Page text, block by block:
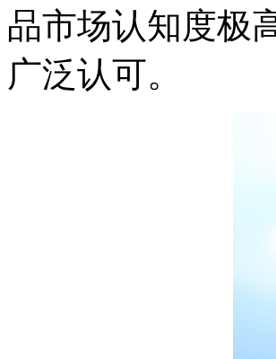
品市场认知度极
广泛认可。